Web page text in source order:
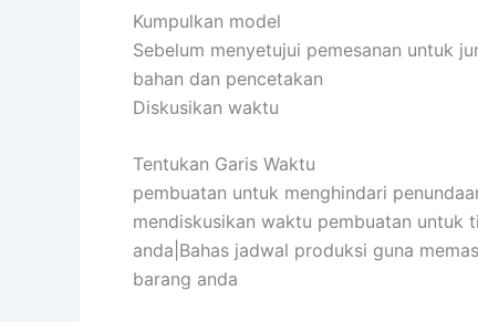
Kumpulkan model
Sebelum menyetujui pemesanan untuk
bahan dan pencetakan
Diskusikan waktu
Tentukan Garis Waktu
pembuatan untuk menghindari
mendiskusikan waktu pembuatan untuk
anda|Bahas jadwal produksi guna
barang anda